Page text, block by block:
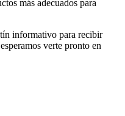
más adecuados para
informativo para recibir
verte pronto en